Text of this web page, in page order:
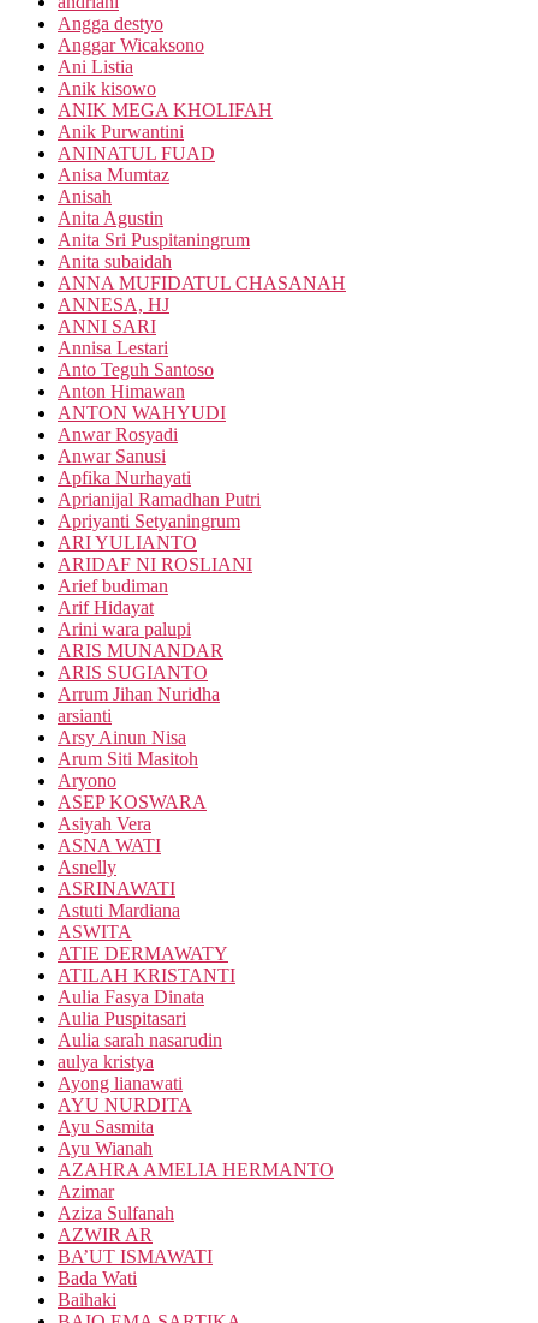
Angga destyo
Anggar Wicaksono
Ani Listia
Anik kisowo
ANIK MEGA KHOLIFAH
Anik Purwantini
ANINATUL FUAD
Anisa Mumtaz
Anisah
Anita Agustin
Anita Sri Puspitaningrum
Anita subaidah
ANNA MUFIDATUL CHASANAH
ANNESA, HJ
ANNI SARI
Annisa Lestari
Anto Teguh Santoso
Anton Himawan
ANTON WAHYUDI
Anwar Rosyadi
Anwar Sanusi
Apfika Nurhayati
Aprianijal Ramadhan Putri
Apriyanti Setyaningrum
ARI YULIANTO
ARIDAF NI ROSLIANI
Arief budiman
Arif Hidayat
Arini wara palupi
ARIS MUNANDAR
ARIS SUGIANTO
Arrum Jihan Nuridha
arsianti
Arsy Ainun Nisa
Arum Siti Masitoh
Aryono
ASEP KOSWARA
Asiyah Vera
ASNA WATI
Asnelly
ASRINAWATI
Astuti Mardiana
ASWITA
ATIE DERMAWATY
ATILAH KRISTANTI
Aulia Fasya Dinata
Aulia Puspitasari
Aulia sarah nasarudin
aulya kristya
Ayong lianawati
AYU NURDITA
Ayu Sasmita
Ayu Wianah
AZAHRA AMELIA HERMANTO
Azimar
Aziza Sulfanah
AZWIR AR
BA’UT ISMAWATI
Bada Wati
Baihaki